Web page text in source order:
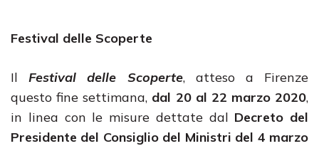
Festival delle Scoperte
IlFestival delle Scoperte, atteso a Firenze
questo fine settimana, dal 20 al 22 marzo 2020,
in linea con le misure dettate dal Decreto del
Presidente del Consiglio del Ministri del 4 marzo